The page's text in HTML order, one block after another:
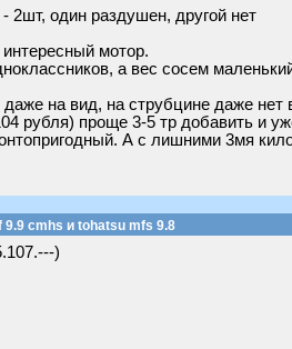
2шт, один раздушен, другой нет
мотор.
а вес сосем маленький
на вид, на струбцине даже
рубля) проще 3-5 тр добавить и
А с лишними 3мя
9.9 cmhs и tohatsu mfs 9.8
)